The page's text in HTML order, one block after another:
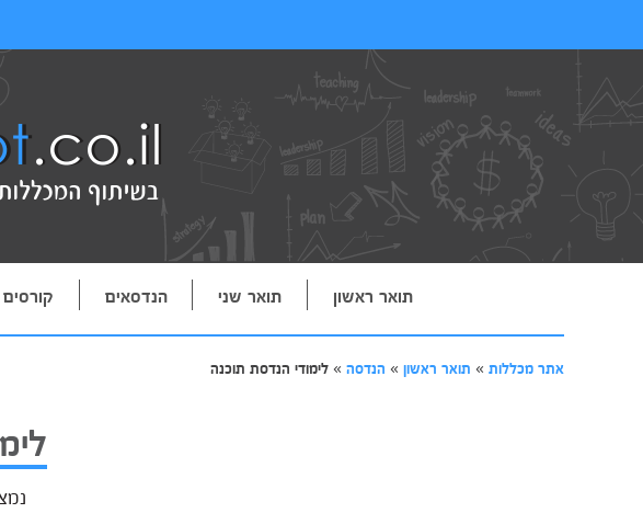
תואר ראשון תואר שני הנדסאים קורסים
אתר מכללות » תואר ראשון » הנדסה » לימודי הנדסת תוכנה